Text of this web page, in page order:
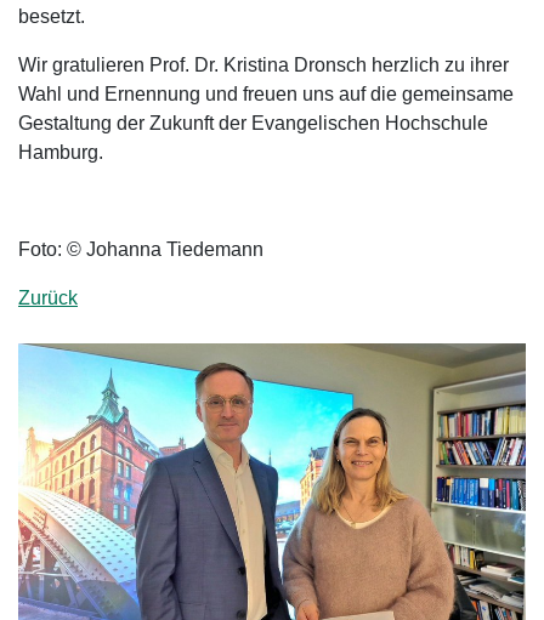
besetzt.
Wir gratulieren Prof. Dr. Kristina Dronsch herzlich zu ihrer
Wahl und Ernennung und freuen uns auf die gemeinsame
Gestaltung der Zukunft der Evangelischen Hochschule
Hamburg.
Foto: © Johanna Tiedemann
Zurück